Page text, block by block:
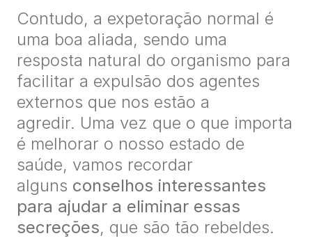
Contudo, a expetoração normal é
uma boa aliada, sendo uma
resposta natural do organismo para
facilitar a expulsão dos agentes
externos que nos estão a
agredir. Uma vez que o que importa
é melhorar o nosso estado de
saúde, vamos recordar
alguns conselhos interessantes
para ajudar a eliminar essas
secreções, que são tão rebeldes.